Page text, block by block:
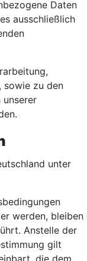
Daten
ausschließlich
sowie zu den
unserer
unter
werden, bleiben
Anstelle der
gilt
die dem